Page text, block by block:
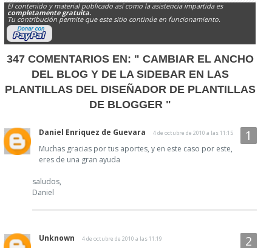
El contenido y material publicado así como la asistencia impartida es
completamente gratuita.
Tu contribución permite que este sitio continúe en funcionamiento.
347 COMENTARIOS EN: " CAMBIAR EL ANCHO
DEL BLOG Y DE LA SIDEBAR EN LAS
PLANTILLAS DEL DISEÑADOR DE PLANTILLAS
DE BLOGGER "
Daniel Enriquez de Guevara 4 de octubre de 2010 a las 11:15
Muchas gracias por tus aportes, y en este caso por este,
eres de una gran ayuda
saludos,
Daniel
Unknown 4 de octubre de 2010 a las 11:19